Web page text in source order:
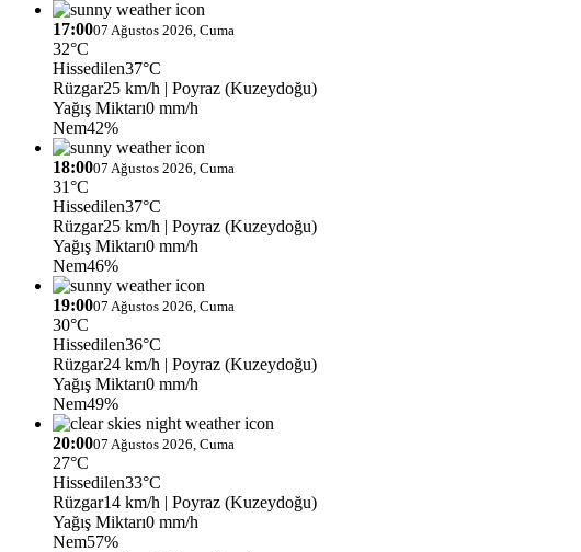
17:0007 Ağustos 2026, Cuma
32°C
Hissedilen37°C
Rüzgar25 km/h | Poyraz (Kuzeydoğu)
Yağış Miktarı0 mm/h
Nem42%
18:0007 Ağustos 2026, Cuma
31°C
Hissedilen37°C
Rüzgar25 km/h | Poyraz (Kuzeydoğu)
Yağış Miktarı0 mm/h
Nem46%
19:0007 Ağustos 2026, Cuma
30°C
Hissedilen36°C
Rüzgar24 km/h | Poyraz (Kuzeydoğu)
Yağış Miktarı0 mm/h
Nem49%
20:0007 Ağustos 2026, Cuma
27°C
Hissedilen33°C
Rüzgar14 km/h | Poyraz (Kuzeydoğu)
Yağış Miktarı0 mm/h
Nem57%